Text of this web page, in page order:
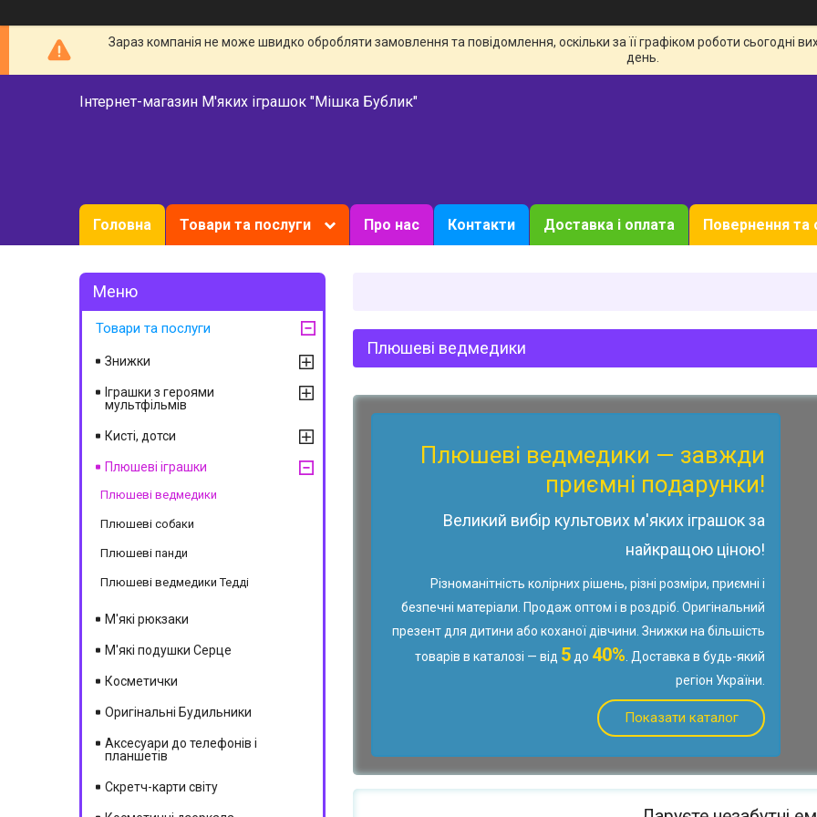
Зараз компанія не може швидко обробляти замовлення та повідомлення, оскільки за її графіком роботи сьогодні
день.
Інтернет-магазин М'яких іграшок "Мішка Бублик"
Головна Товари та послуги Про нас Контакти Доставка і оплата Повернення та
Плюшеві ведмедики
Плюшеві ведмедики — завжди
приємні подарунки!
Великий вибір культових м'яких іграшок за
найкращою ціною!
Різноманітність колірних рішень, різні розміри, приємні і
безпечні матеріали. Продаж оптом і в роздріб. Оригінальний
презент для дитини або коханої дівчини. Знижки на більшість
товарів в каталозі — від 5 до 40% . Доставка в будь-який
регіон України.
Показати каталог
Товари та послуги
Знижки
Іграшки з героями
мультфільмів
Кисті, дотси
Плюшеві іграшки
Плюшеві ведмедики
Плюшеві собаки
Плюшеві панди
Плюшеві ведмедики Тедді
М'які рюкзаки
М'які подушки Серце
Косметички
Оригінальні Будильники
Аксесуари до телефонів і
планшетів
Скретч-карти світу